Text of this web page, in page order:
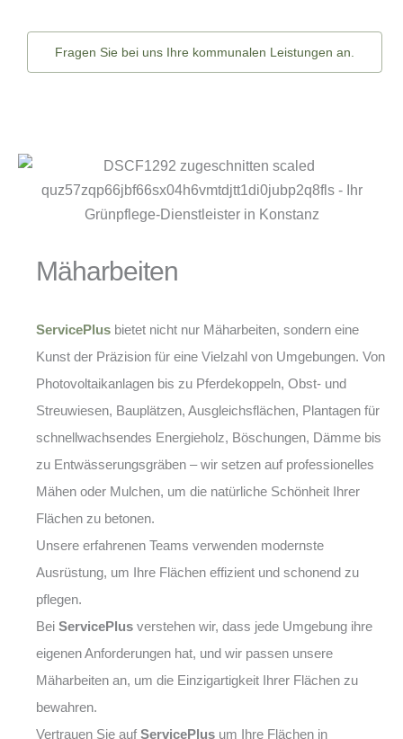
Fragen Sie bei uns Ihre kommunalen Leistungen an.
Mäharbeiten
ServicePlus bietet nicht nur Mäharbeiten, sondern eine
Kunst der Präzision für eine Vielzahl von Umgebungen. Von
Photovoltaikanlagen bis zu Pferdekoppeln, Obst- und
Streuwiesen, Bauplätzen, Ausgleichsflächen, Plantagen für
schnellwachsendes Energieholz, Böschungen, Dämme bis
zu Entwässerungsgräben – wir setzen auf professionelles
Mähen oder Mulchen, um die natürliche Schönheit Ihrer
Flächen zu betonen.
Unsere erfahrenen Teams verwenden modernste
Ausrüstung, um Ihre Flächen effizient und schonend zu
pflegen.
Bei ServicePlus verstehen wir, dass jede Umgebung ihre
eigenen Anforderungen hat, und wir passen unsere
Mäharbeiten an, um die Einzigartigkeit Ihrer Flächen zu
bewahren.
Vertrauen Sie auf ServicePlus um Ihre Flächen in